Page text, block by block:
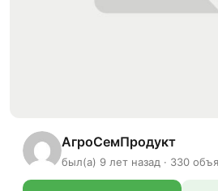
АгроСемПродукт
был(а) 9 лет назад · 330